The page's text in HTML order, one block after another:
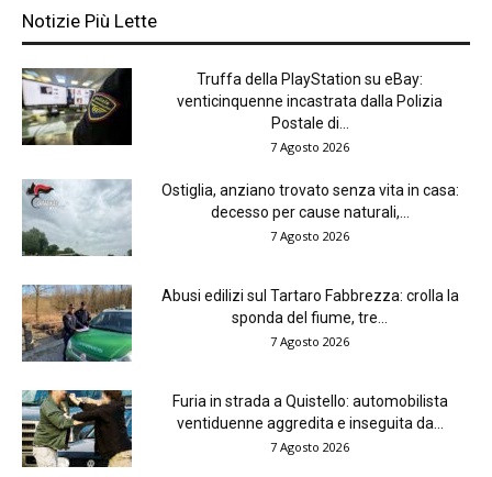
Notizie Più Lette
Truffa della PlayStation su eBay:
venticinquenne incastrata dalla Polizia
Postale di...
7 Agosto 2026
Ostiglia, anziano trovato senza vita in casa:
decesso per cause naturali,...
7 Agosto 2026
Abusi edilizi sul Tartaro Fabbrezza: crolla la
sponda del fiume, tre...
7 Agosto 2026
Furia in strada a Quistello: automobilista
ventiduenne aggredita e inseguita da...
7 Agosto 2026